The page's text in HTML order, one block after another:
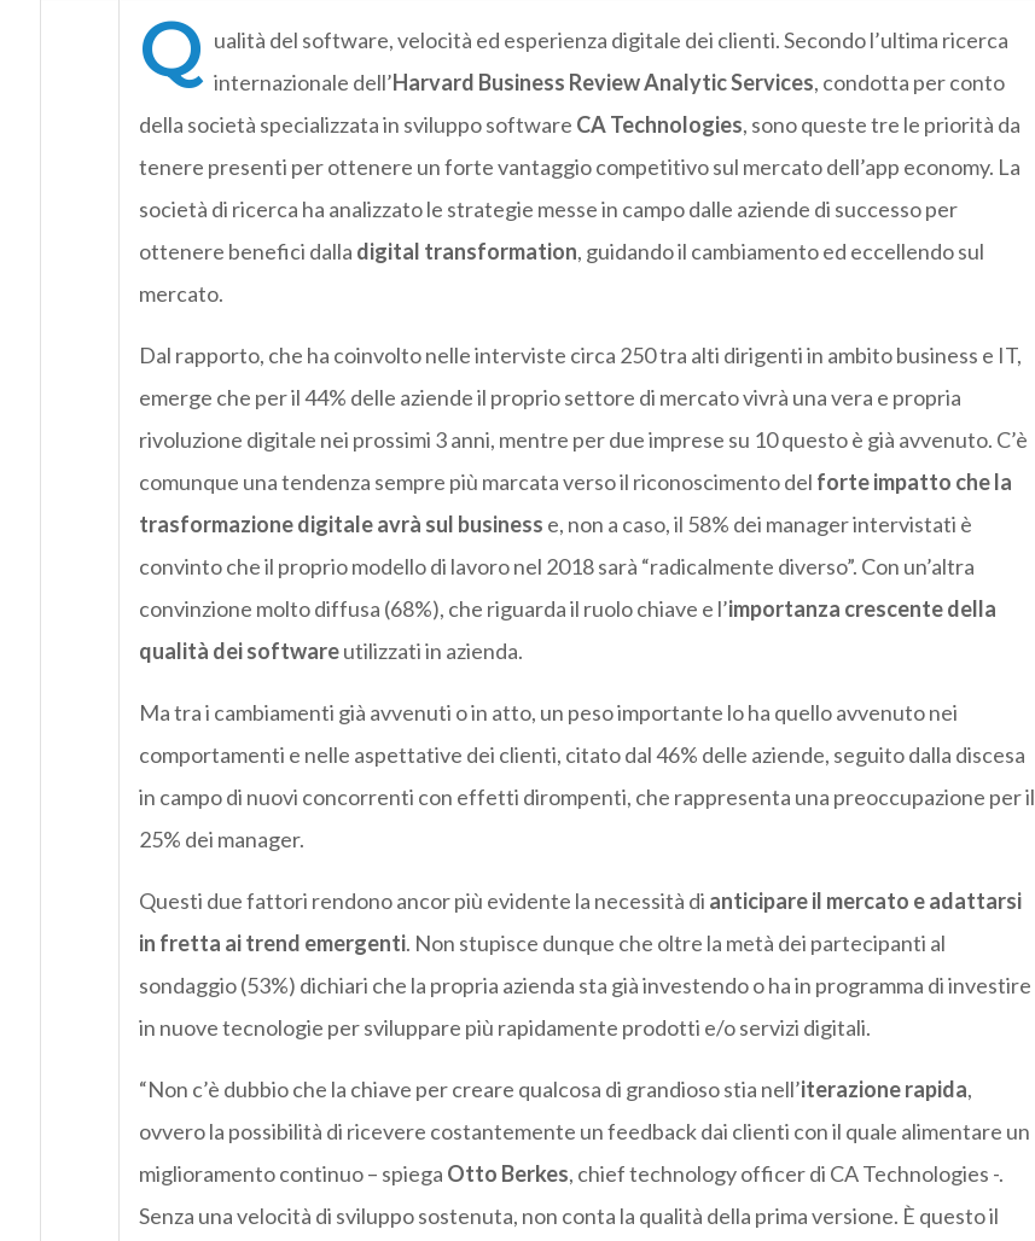
Q ualità del software, velocità ed esperienza digitale dei clienti. Secondo l’ultima ricerca
internazionale dell’Harvard Business Review Analytic Services, condotta per conto
della società specializzata in sviluppo software CA Technologies, sono queste tre le priorità da
tenere presenti per ottenere un forte vantaggio competitivo sul mercato dell’app economy. La
società di ricerca ha analizzato le strategie messe in campo dalle aziende di successo per
ottenere benefici dalla digital transformation, guidando il cambiamento ed eccellendo sul
mercato.
Dal rapporto, che ha coinvolto nelle interviste circa 250 tra alti dirigenti in ambito business e IT,
emerge che per il 44% delle aziende il proprio settore di mercato vivrà una vera e propria
rivoluzione digitale nei prossimi 3 anni, mentre per due imprese su 10 questo è già avvenuto. C’è
comunque una tendenza sempre più marcata verso il riconoscimento del forte impatto che la
trasformazione digitale avrà sul business e, non a caso, il 58% dei manager intervistati è
convinto che il proprio modello di lavoro nel 2018 sarà “radicalmente diverso”. Con un’altra
convinzione molto diffusa (68%), che riguarda il ruolo chiave e l’importanza crescente della
qualità dei softwareutilizzati in azienda.
Ma tra i cambiamenti già avvenuti o in atto, un peso importante lo ha quello avvenuto nei
comportamenti e nelle aspettative dei clienti, citato dal 46% delle aziende, seguito dalla discesa
in campo di nuovi concorrenti con effetti dirompenti, che rappresenta una preoccupazione per il
25% dei manager.
Questi due fattori rendono ancor più evidente la necessità di anticipare il mercato e adattarsi
in fretta ai trend emergenti. Non stupisce dunque che oltre la metà dei partecipanti al
sondaggio (53%) dichiari che la propria azienda sta già investendo o ha in programma di investire
in nuove tecnologie per sviluppare più rapidamente prodotti e/o servizi digitali.
“Non c’è dubbio che la chiave per creare qualcosa di grandioso stia nell’iterazione rapida,
ovvero la possibilità di ricevere costantemente un feedback dai clienti con il quale alimentare un
miglioramento continuo – spiega Otto Berkes, chief technology officer di CA Technologies -.
Senza una velocità di sviluppo sostenuta, non conta la qualità della prima versione. È questo il